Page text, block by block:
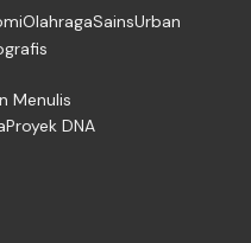
OlahragaSainsUrban
Menulis
Proyek DNA